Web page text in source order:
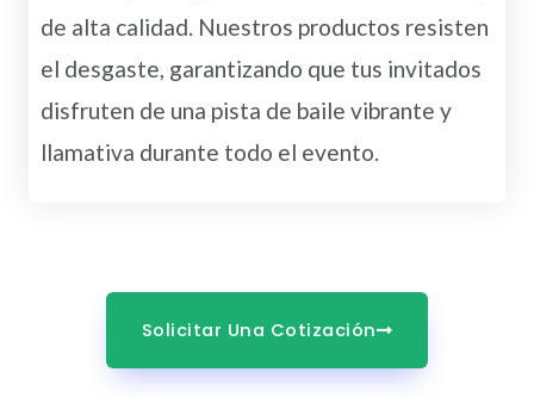
de alta calidad. Nuestros productos resisten
el desgaste, garantizando que tus invitados
disfruten de una pista de baile vibrante y
llamativa durante todo el evento.
Solicitar Una Cotización